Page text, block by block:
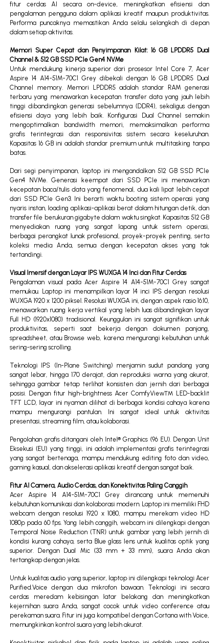
fitur cerdas AI secara on-device, meningkatkan efisiensi dan
pengalaman pengguna dalam aplikasi kreatif maupun produktivitas.
Performa puncaknya memastikan Anda selalu selangkah di depan
dalam setiap aktivitas.
Memori Super Cepat dan Penyimpanan Kilat: 16 GB LPDDR5 Dual
Channel & 512 GB SSD PCIe Gen4 NVMe
Untuk mendukung kinerja superior dari prosesor Intel Core 7, Acer
Aspire 14 A14-51M-70C1 Grey dibekali dengan 16 GB LPDDR5 Dual
Channel memory. Memori LPDDR5 adalah standar RAM generasi
terbaru yang menawarkan kecepatan transfer data yang jauh lebih
tinggi dibandingkan generasi sebelumnya (DDR4), sekaligus dengan
efisiensi daya yang lebih baik. Konfigurasi Dual Channel semakin
mengoptimalkan bandwidth memori, memaksimalkan performa
grafis terintegrasi dan responsivitas sistem secara keseluruhan.
Kapasitas 16 GB ini adalah standar premium untuk multitasking tanpa
batas.
Dari segi penyimpanan, laptop ini mengandalkan 512 GB SSD PCIe
Gen4 NVMe. Generasi keempat dari SSD PCIe ini menawarkan
kecepatan baca/tulis data yang fenomenal, dua kali lipat lebih cepat
dari SSD PCIe Gen3. Ini berarti waktu booting sistem operasi yang
nyaris instan, loading aplikasi-aplikasi berat dalam hitungan detik, dan
transfer file berukuran gigabyte dalam waktu singkat. Kapasitas 512 GB
menyediakan ruang yang sangat lapang untuk sistem operasi,
berbagai perangkat lunak profesional, proyek-proyek penting, serta
koleksi media Anda, semua dengan kecepatan akses yang tak
tertandingi.
Visual Imersif dengan Layar IPS WUXGA 14 Inci dan Fitur Cerdas
Pengalaman visual pada Acer Aspire 14 A14-51M-70C1 Grey sangat
memukau. Laptop ini menampilkan layar 14 inci IPS dengan resolusi
WUXGA 1920 x 1200 piksel. Resolusi WUXGA ini, dengan aspek rasio 16:10,
menawarkan ruang kerja vertikal yang lebih luas dibandingkan layar
Full HD (1920x1080) tradisional. Keunggulan ini sangat signifikan untuk
produktivitas, seperti saat bekerja dengan dokumen panjang,
spreadsheet, atau Browse web, karena mengurangi kebutuhan untuk
sering-sering scrolling.
Teknologi IPS (In-Plane Switching) menjamin sudut pandang yang
sangat lebar, hingga 170 derajat, dan reproduksi warna yang akurat,
sehingga gambar tetap terlihat konsisten dan jernih dari berbagai
posisi. Dengan fitur high-brightness Acer ComfyView™ LED-backlit
TFT LCD, layar ini nyaman dilihat di berbagai kondisi cahaya karena
mampu mengurangi pantulan. Ini sangat ideal untuk aktivitas
presentasi, streaming film, atau kolaborasi.
Pengolahan grafis ditangani oleh Intel® Graphics (96 EU). Dengan Unit
Eksekusi (EU) yang tinggi, ini adalah implementasi grafis terintegrasi
yang sangat bertenaga, mampu mendukung editing foto dan video,
gaming kasual, dan akselerasi aplikasi kreatif dengan sangat baik.
Fitur AI Camera, Audio Cerdas, dan Konektivitas Paling Canggih
Acer Aspire 14 A14-51M-70C1 Grey dirancang untuk memenuhi
kebutuhan komunikasi dan kolaborasi modern. Laptop ini memiliki FHD
webcam dengan resolusi 1920 x 1080, mampu merekam video HD
1080p pada 60 fps. Yang lebih canggih, webcam ini dilengkapi dengan
Temporal Noise Reduction (TNR) untuk gambar yang lebih jernih di
kondisi kurang cahaya, serta Blue glass lens untuk kualitas optik yang
superior. Dengan Dual Mic (33 mm + 33 mm), suara Anda akan
tertangkap dengan jelas.
Untuk kualitas audio yang superior, laptop ini dilengkapi teknologi Acer
Purified.Voice dengan dua mikrofon bawaan. Teknologi ini secara
cerdas meredam kebisingan latar belakang dan meningkatkan
kejernihan suara Anda, sangat cocok untuk video conference atau
perekaman suara. Fitur ini juga kompatibel dengan Cortana with Voice,
memungkinkan kontrol suara yang lebih akurat.